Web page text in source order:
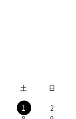
土 日
1
2